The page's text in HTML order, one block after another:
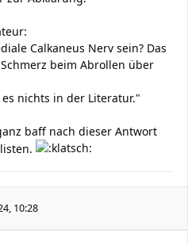
Calkaneus Nerv sein? Das
beim Abrollen über
nichts in der Literatur."
baff nach dieser Antwort
10:28